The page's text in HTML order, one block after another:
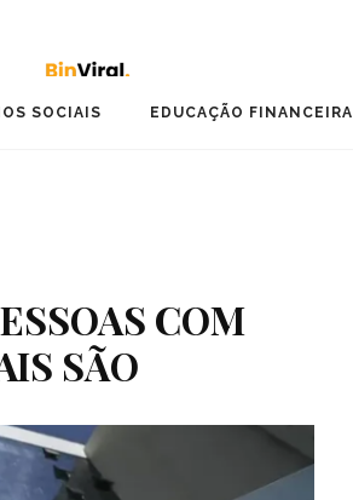
SOCIAIS EDUCAÇÃO FINANCEIRA
COM
SÃO